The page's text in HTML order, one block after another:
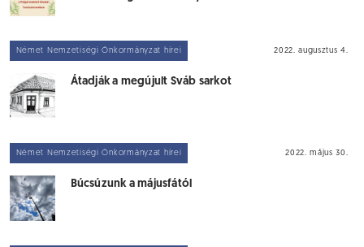
Német Nemzetiségi Önkormányzat hírei 2022. augusztus 4.
Átadják a megújult Sváb sarkot
Német Nemzetiségi Önkormányzat hírei 2022. május 30.
Búcsúzunk a májusfától